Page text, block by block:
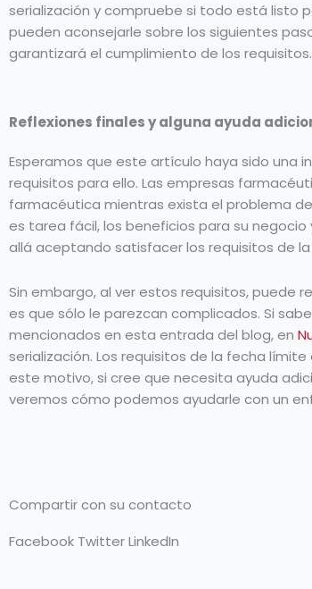
serialización y compruebe si todo está listo
pueden aconsejarle sobre los siguientes
garantizará el cumplimiento de los
Reflexiones finales y alguna ayuda
Esperamos que este artículo haya sido una
requisitos para ello. Las empresas
farmacéutica mientras exista el problema
es tarea fácil, los beneficios para su
allá aceptando satisfacer los requisitos de
Sin embargo, al ver estos requisitos, puede
es que sólo le parezcan complicados. Si
mencionados en esta entrada del blog, en
serialización. Los requisitos de la fecha
este motivo, si cree que necesita ayuda
veremos cómo podemos ayudarle con un
Compartir con su contacto
Facebook TwitterLinkedIn